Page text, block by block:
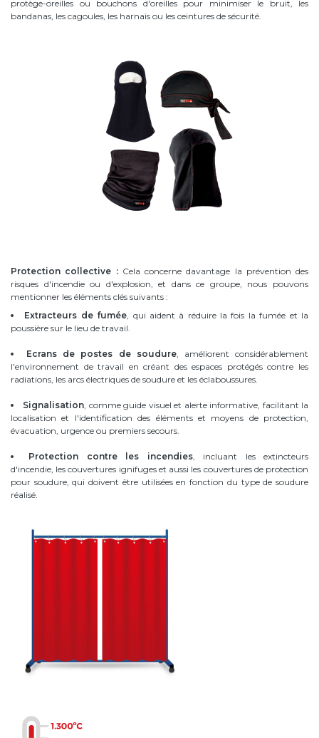
protège-oreilles ou bouchons d'oreilles pour minimiser le bruit, les
bandanas, les cagoules, les harnais ou les ceintures de sécurité.
Protection collective :Cela concerne davantage la prévention des
risques d'incendie ou d'explosion, et dans ce groupe, nous pouvons
mentionner les éléments clés suivants :
Extracteurs de fumée, qui aident à réduire la fois la fumée et la
poussière sur le lieu de travail.
Ecrans de postes de soudure, améliorent considérablement
l'environnement de travail en créant des espaces protégés contre les
radiations, les arcs électriques de soudure et les éclaboussures.
Signalisation, comme guide visuel et alerte informative, facilitant la
localisation et l'identification des éléments et moyens de protection,
évacuation, urgence ou premiers secours.
Protection contre les incendies, incluant les extincteurs
d'incendie, les couvertures ignifuges et aussi les couvertures de protection
pour soudure, qui doivent être utilisées en fonction du type de soudure
réalisé.